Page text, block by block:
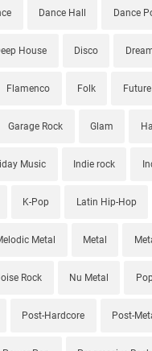
Dance Hall Dance
House Disco
Flamenco Folk
Garage Rock Glam
Music Indie rock
K-Pop Latin Hip-Hop
Metal Metal
Rock Nu Metal
Post-Hardcore Post-